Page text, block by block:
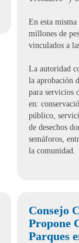
En esta
millones de
vinculados a
La autoridad
la aprobación
para servicios
en:
público,
de desechos
semáforos,
la comunidad.
Consejo
Propone
Parques